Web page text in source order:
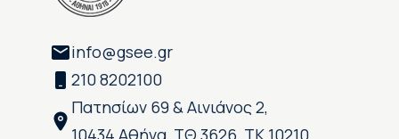
info@gsee.gr
210 8202100
Πατησίων 69 & Αινιάνος 2,
10434 Αθήνα, ΤΘ 3626, ΤΚ 10210